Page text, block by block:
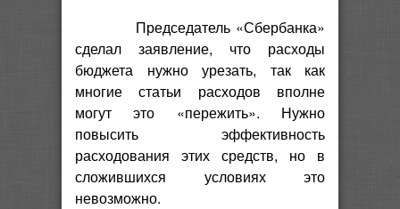
Председатель «Сбербанка»
сделал заявление, что расходы
бюджета нужно урезать, так как
многие статьи расходов вполне
могут это «пережить». Нужно
повысить эффективность
расходования этих средств, но в
сложившихся условиях это
невозможно.